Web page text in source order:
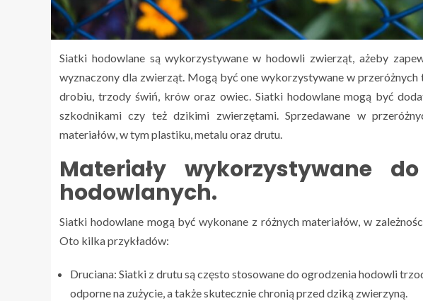
Siatki hodowlane są wykorzystywane w hodowli zwierząt, ażeby
wyznaczony dla zwierząt. Mogą być one wykorzystywane w
drobiu, trzody świń, krów oraz owiec. Siatki hodowlane mogą być
szkodnikami czy też dzikimi zwierzętami. Sprzedawane w
materiałów, w tym plastiku, metalu oraz drutu.
Materiały wykorzystywane
hodowlanych.
Siatki hodowlane mogą być wykonane z różnych materiałów, w
Oto kilka przykładów:
Druciana: Siatki z drutu są często stosowane do ogrodzenia hodowli
odporne na zużycie, a także skutecznie chronią przed dziką zwierzyną.